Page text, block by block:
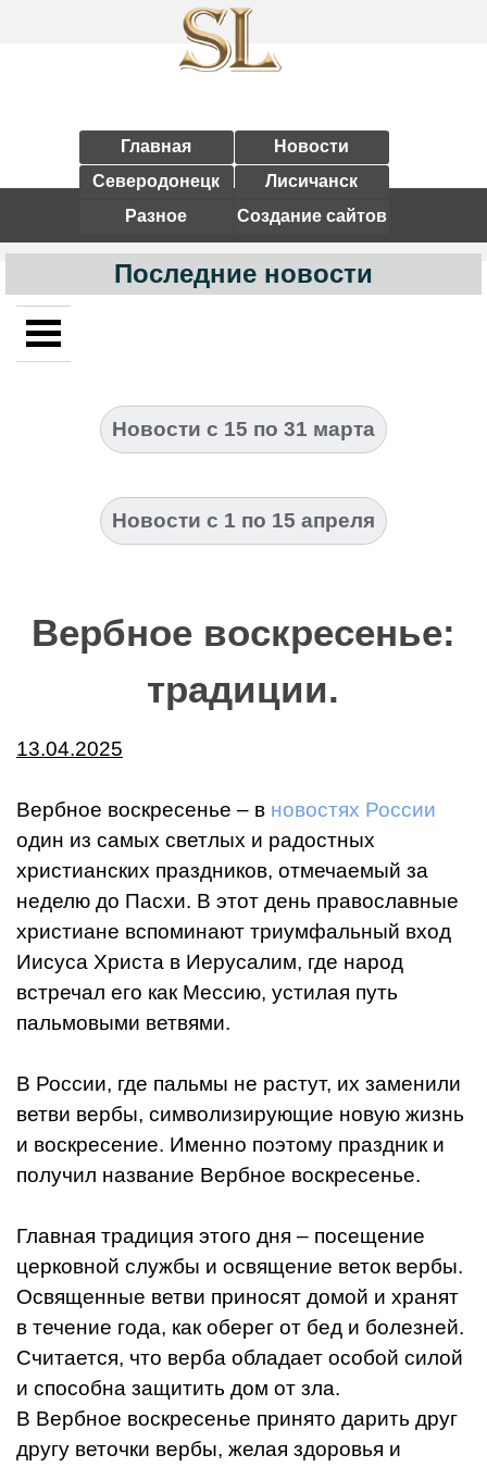
Главная
Новости
Северодонецк
Лисичанск
Разное
Создание сайтов
Последние новости
Новости с 15 по 31 марта
Новости с 1 по 15 апреля
Вербное воскресенье:
традиции.
13.04.2025
Вербное воскресенье – в новостях России
один из самых светлых и радостных
христианских праздников, отмечаемый за
неделю до Пасхи. В этот день православные
христиане вспоминают триумфальный вход
Иисуса Христа в Иерусалим, где народ
встречал его как Мессию, устилая путь
пальмовыми ветвями.
В России, где пальмы не растут, их заменили
ветви вербы, символизирующие новую жизнь
и воскресение. Именно поэтому праздник и
получил название Вербное воскресенье.
Главная традиция этого дня – посещение
церковной службы и освящение веток вербы.
Освященные ветви приносят домой и хранят
в течение года, как оберег от бед и болезней.
Считается, что верба обладает особой силой
и способна защитить дом от зла.
В Вербное воскресенье принято дарить друг
другу веточки вербы, желая здоровья и